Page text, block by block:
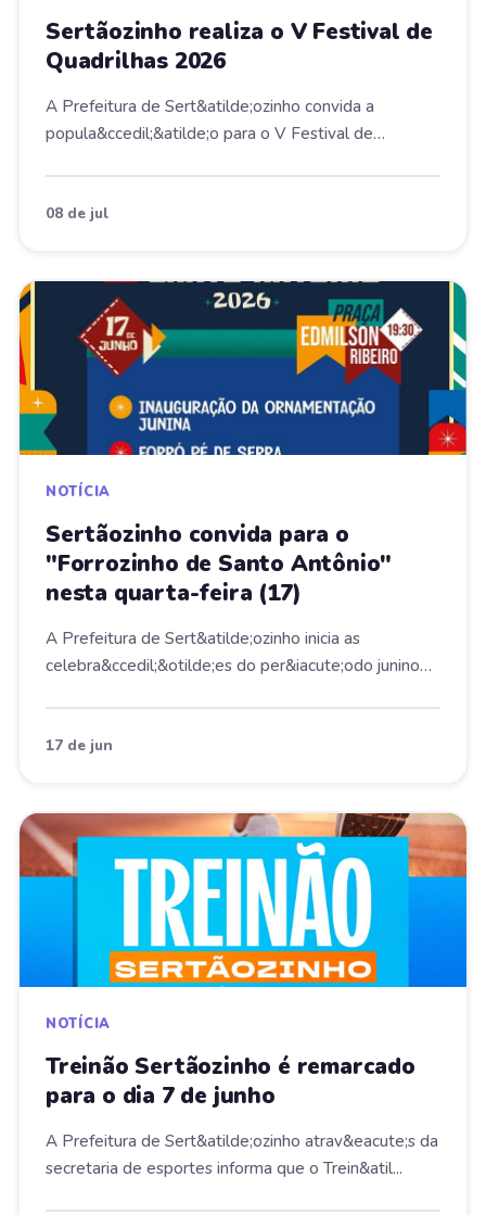
Sertãozinho realiza o V Festival de
Quadrilhas 2026
A Prefeitura de Sert&atilde;ozinho convida a
popula&ccedil;&atilde;o para o V Festival de
08 de jul
NOTÍCIA
Sertãozinho convida para o
"Forrozinho de Santo Antônio"
nesta quarta-feira (17)
A Prefeitura de Sert&atilde;ozinho inicia as
celebra&ccedil;&otilde;es do per&iacute;odo junino
17 de jun
NOTÍCIA
Treinão Sertãozinho é remarcado
para o dia 7 de junho
A Prefeitura de Sert&atilde;ozinho atrav&eacute;s da
secretaria de esportes informa que o Trein&atil...